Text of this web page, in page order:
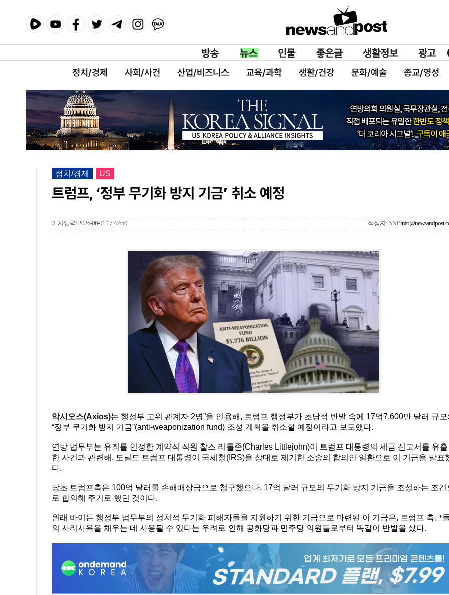
정치/경제 사회/사건 산업/비즈니스 교육/과학 생활/건강 문화/예술 종교/영성
정치/경제 US
트럼프, ‘정부 무기화 방지 기금’ 취소 예정
기사입력: 2026-06-01 17:42:50 작성자: NNP
악시오스(Axios)는 행정부 고위 관계자 2명”을 인용해, 트럼프 행정부가 초당적 반발 속에 17억7,600만 달러 규
“정부 무기화 방지 기금”(anti-weaponization fund) 조성 계획을 취소할 예정이라고 보도했다.
연방 법무부는 유죄를 인정한 계약직 직원 찰스 리틀존(Charles Littlejohn)이 트럼프 대통령의 세금 신고서를 유출
한 사건과 관련해, 도널드 트럼프 대통령이 국세청(IRS)을 상대로 제기한 소송의 합의안 일환으로 이 기금을 발표
다.
당초 트럼프측은 100억 달러를 손해배상금으로 청구했으나, 17억 달러 규모의 무기화 방지 기금을 조성하는 조건
로 합의해 주기로 했던 것이다.
원래 바이든 행정부 법무부의 정치적 무기화 피해자들을 지원하기 위한 기금으로 마련된 이 기금은, 트럼프 측근
의 사리사욕을 채우는 데 사용될 수 있다는 우려로 인해 공화당과 민주당 의원들로부터 똑같이 반발을 샀다.